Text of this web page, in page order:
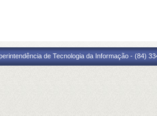
de Tecnologia da Informação - (84)